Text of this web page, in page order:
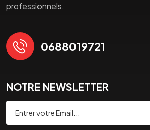
professionnels.
0688019721
NOTRE NEWSLETTER